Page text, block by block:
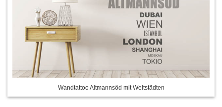
Wandtattoo Altmannsöd mit Weltstädten